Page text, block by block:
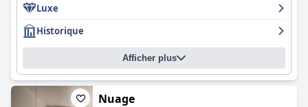
Luxe
Historique
Afficher plus
Nuage